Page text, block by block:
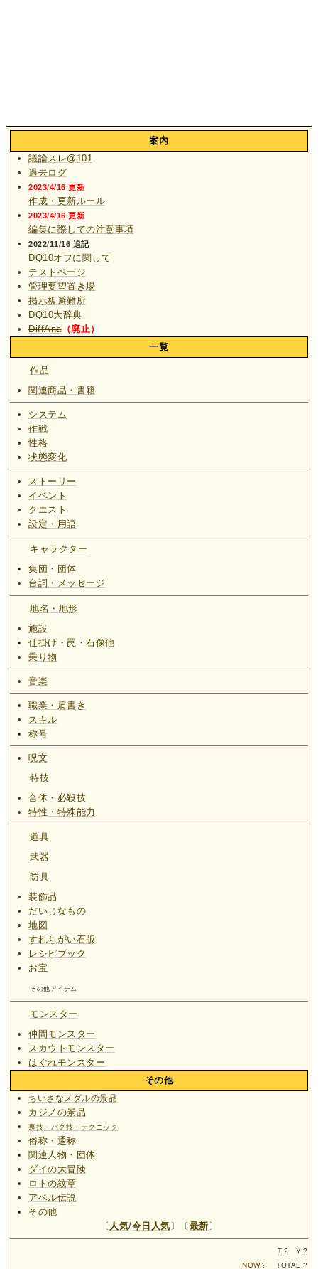
案内
議論スレ@101
過去ログ
2023/4/16 更新
作成・更新ルール
2023/4/16 更新
編集に際しての注意事項
2022/11/16 追記
DQ10オフに関して
テストページ
管理要望置き場
掲示板避難所
DQ10大辞典
DiffAna（廃止）
一覧
作品
関連商品・書籍
システム
作戦
性格
状態変化
ストーリー
イベント
クエスト
設定・用語
キャラクター
集団・団体
台詞・メッセージ
地名・地形
施設
仕掛け・罠・石像他
乗り物
音楽
職業・肩書き
スキル
称号
呪文
特技
合体・必殺技
特性・特殊能力
道具
武器
防具
装飾品
だいじなもの
地図
すれちがい石版
レシピブック
お宝
その他アイテム
モンスター
仲間モンスター
スカウトモンスター
はぐれモンスター
その他
ちいさなメダルの景品
カジノの景品
裏技・バグ技・テクニック
俗称・通称
関連人物・団体
ダイの大冒険
ロトの紋章
アベル伝説
その他
〔 人気/今日人気 〕〔 最新 〕
T.? Y.?
NOW.? TOTAL.?